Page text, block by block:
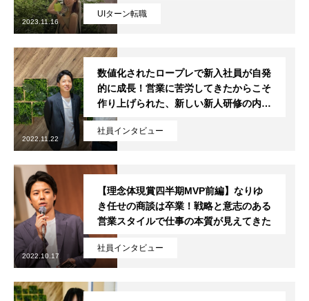
UIターン転職
2023.11.16
社員インタビュー
数値化されたロープレで新入社員が自発
的に成長！営業に苦労してきたからこそ
作り上げられた、新しい新人研修の内容
とは？
2022.11.22
社員インタビュー
【理念体現賞四半期MVP前編】なりゆ
き任せの商談は卒業！戦略と意志のある
営業スタイルで仕事の本質が見えてきた
2022.10.17